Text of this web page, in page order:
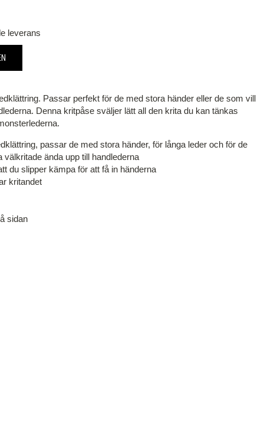
leverans
Passar perfekt för de med stora händer eller de som vill
Denna kritpåse sväljer lätt all den krita du kan tänkas
passar de med stora händer, för långa leder och för de
välkritade ända upp till handlederna
du slipper kämpa för att få in händerna
kritandet
sidan